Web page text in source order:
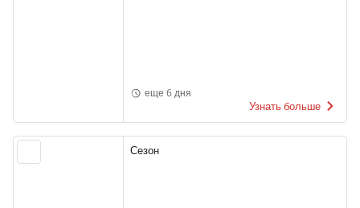
еще 6 дня
Узнать больше
Сезон